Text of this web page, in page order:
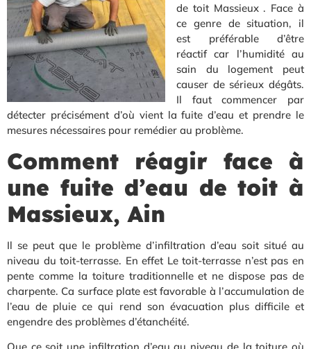
de toit Massieux . Face à
ce genre de situation, il
est préférable d’être
réactif car l’humidité au
sain du logement peut
causer de sérieux dégâts.
Il faut commencer par
détecter précisément d’où vient la fuite d’eau et prendre le
mesures nécessaires pour remédier au problème.
Comment réagir face à
une fuite d’eau de toit à
Massieux, Ain
Il se peut que le problème d’infiltration d’eau soit situé au
niveau du toit-terrasse. En effet Le toit-terrasse n’est pas en
pente comme la toiture traditionnelle et ne dispose pas de
charpente. Ca surface plate est favorable à l’accumulation de
l’eau de pluie ce qui rend son évacuation plus difficile et
engendre des problèmes d’étanchéité.